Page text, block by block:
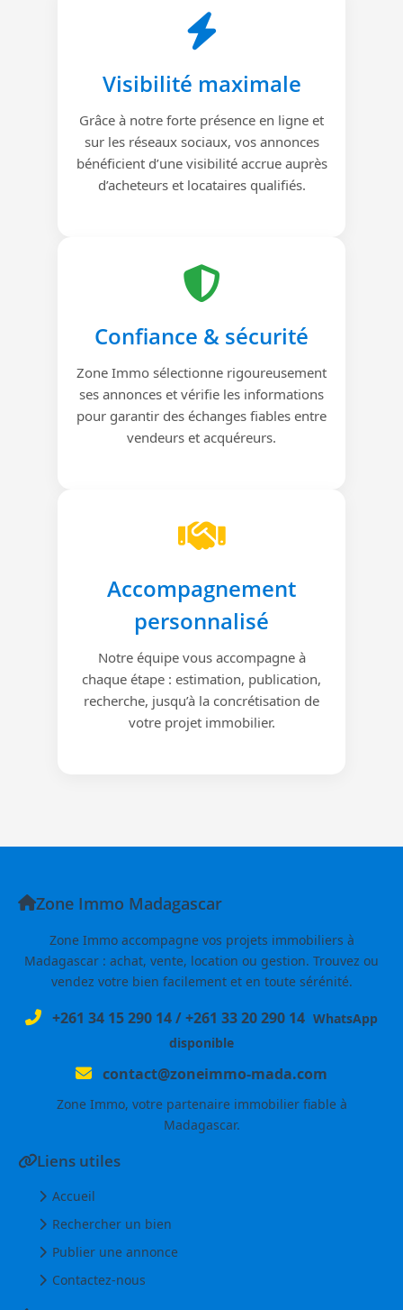
Visibilité maximale
Grâce à notre forte présence en ligne et
sur les réseaux sociaux, vos annonces
bénéficient d’une visibilité accrue auprès
d’acheteurs et locataires qualifiés.
Confiance & sécurité
Zone Immo sélectionne rigoureusement
ses annonces et vérifie les informations
pour garantir des échanges fiables entre
vendeurs et acquéreurs.
Accompagnement
personnalisé
Notre équipe vous accompagne à
chaque étape : estimation, publication,
recherche, jusqu’à la concrétisation de
votre projet immobilier.
Zone Immo Madagascar
Zone Immo accompagne vos projets immobiliers à
Madagascar : achat, vente, location ou gestion. Trouvez ou
vendez votre bien facilement et en toute sérénité.
+261 34 15 290 14/+261 33 20 290 14 WhatsApp
disponible
contact@zoneimmo-mada.com
Zone Immo, votre partenaire immobilier fiable à
Madagascar.
Liens utiles
Accueil
Rechercher un bien
Publier une annonce
Contactez-nous